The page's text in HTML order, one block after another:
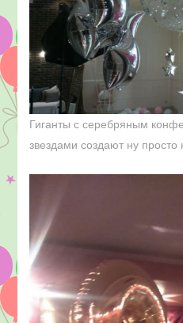
Гиганты с серебряным
звездами создают ну просто